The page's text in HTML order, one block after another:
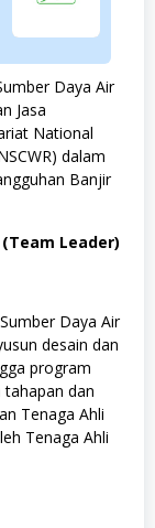
Daya Air
Jasa
National
dalam
Banjir
Leader)
Daya Air
desain dan
program
dan
Tenaga Ahli
Tenaga Ahli